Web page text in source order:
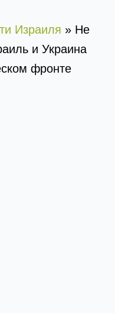
Израиля » Не
и Украина
фронте